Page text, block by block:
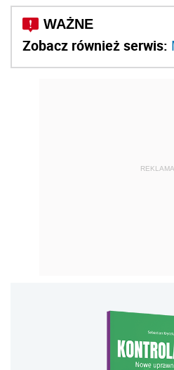
Zobacz również serwis:
REKLAMA